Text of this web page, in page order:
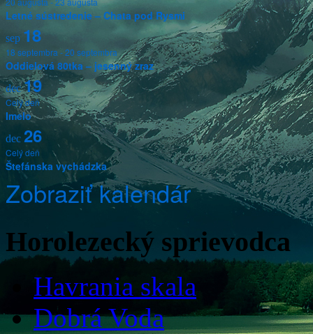
Letné sústredenie – Chata pod Rysmi
sep 18
18 septembra -20 septembra
Oddielová 80tka – jesenný zraz
dec19
Celý deň
Imelo
dec 26
Celý deň
Štefánska vychádzka
Zobraziť kalendár
Horolezecký sprievodca
Havrania skala
Dobrá Voda